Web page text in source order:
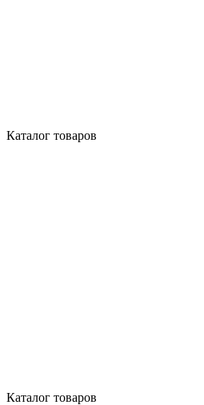
Каталог товаров
Каталог товаров